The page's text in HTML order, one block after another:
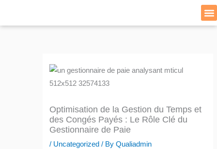
Optimisation de la Gestion du Temps et
des Congés Payés : Le Rôle Clé du
Gestionnaire de Paie
/ Uncategorized / ByQualiadmin